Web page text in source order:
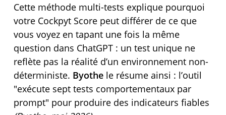
Cette méthode multi-tests explique pourquoi
votre Cockpyt Score peut différer de ce que
vous voyez en tapant une fois la même
question dans ChatGPT : un test unique ne
reflète pas la réalité d’un environnement non-
déterministe. Byothele résume ainsi : l’outil
exécute sept tests comportementaux par
prompt pour produire des indicateurs fiables